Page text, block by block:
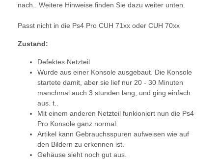
nach.. Weitere Hinweise finden Sie dazu weiter unten.
Passt nicht in die Ps4 Pro CUH 71xx oder CUH 70xx
Zustand:
Defektes Netzteil
Wurde aus einer Konsole ausgebaut. Die Konsole
startete damit, aber sie lief nur 20 - 30 Minuten
manchmal auch 3 stunden lang, und ging einfach
aus. t..
Mit einem anderen Netzteil funkioniert nun die Ps4
Pro Konsole ganz normal.
Artikel kann Gebrauchsspuren aufweisen wie auf
den Bildern zu erkennen ist.
Gehäuse sieht noch gut aus.